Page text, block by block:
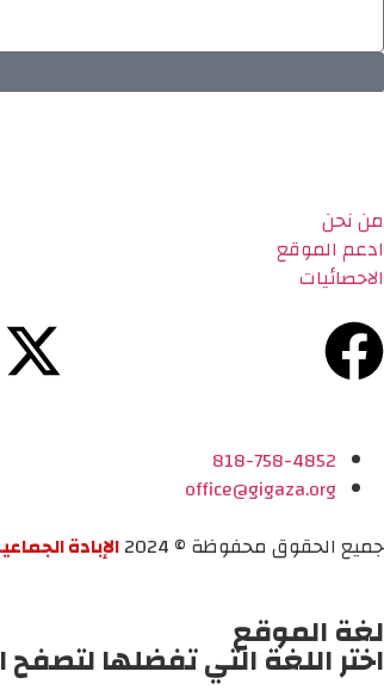
من نحن
ادعم الموقع
الاحصائيات
818-758-4852
office@gigaza.org
جميع الحقوق محفوظة © 2024
الإبادة
لغة الموقع
اختر اللغة التي تفضلها